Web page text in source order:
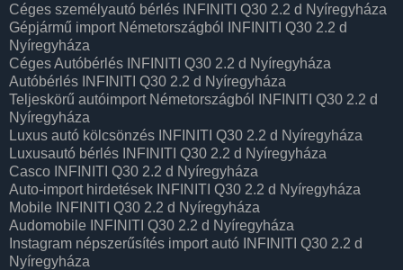
Céges személyautó bérlés INFINITI Q30 2.2 d Nyíregyháza
Gépjármű import Németországból INFINITI Q30 2.2 d
Nyíregyháza
Céges Autóbérlés INFINITI Q30 2.2 d Nyíregyháza
Autóbérlés INFINITI Q30 2.2 d Nyíregyháza
Teljeskörű autóimport Németországból INFINITI Q30 2.2 d
Nyíregyháza
Luxus autó kölcsönzés INFINITI Q30 2.2 d Nyíregyháza
Luxusautó bérlés INFINITI Q30 2.2 d Nyíregyháza
Casco INFINITI Q30 2.2 d Nyíregyháza
Auto-import hirdetések INFINITI Q30 2.2 d Nyíregyháza
Mobile INFINITI Q30 2.2 d Nyíregyháza
Audomobile INFINITI Q30 2.2 d Nyíregyháza
Instagram népszerűsítés import autó INFINITI Q30 2.2 d
Nyíregyháza